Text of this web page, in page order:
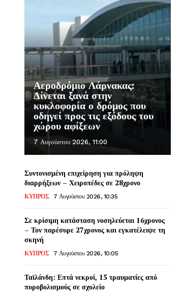
Αεροδρόμιο Λάρνακας:
Δίνεται ξανά στην
κυκλοφορία ο δρόμος που
οδηγεί προς τις εξόδους του
χώρου αφίξεων
7 Αυγούστου 2026, 11:00
Συντονισμένη επιχείρηση για πρόληψη
διαρρήξεων – Χειροπέδες σε 28χρονο
ΚΥΠΡΟΣ 7 Αυγούστου 2026, 10:35
Σε κρίσιμη κατάσταση νοσηλεύεται 16χρονος
– Τον παρέσυρε 27χρονος και εγκατέλειψε τη
σκηνή
ΚΥΠΡΟΣ 7 Αυγούστου 2026, 10:05
Ταϊλάνδη: Επτά νεκροί, 15 τραυματίες από
πυροβολισμούς σε σχολείο